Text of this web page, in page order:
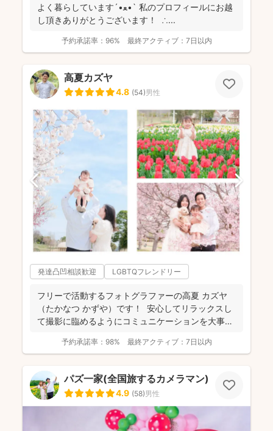
よく暮らしています‎´•ﻌ•` 私のプロフィールにお越
し頂きありがとうございます！ ∴...
予約承諾率： 96% 最終アクティブ： 7日以内
高夏カズヤ
4.8 (54)男性
発達凸凹相談歓迎 LGBTQフレンドリー
フリーで活動するフォトグラファーの高夏 カズヤ
（たかなつ かずや）です！ 安心してリラックスし
て撮影に臨めるようにコミュニケーションを大事に
予約承諾率： 98% 最終アクティブ： 7日以内
パズ一家(全国旅するカメラマン)
4.9 (58)男性